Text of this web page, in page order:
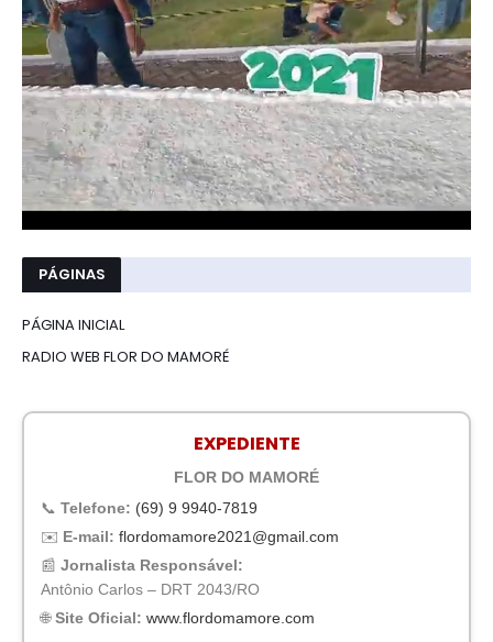
PÁGINAS
PÁGINA INICIAL
RADIO WEB FLOR DO MAMORÉ
EXPEDIENTE
FLOR DO MAMORÉ
📞 Telefone: (69) 9 9940-7819
✉️ E-mail: flordomamore2021@gmail.com
📰 Jornalista Responsável:
Antônio Carlos – DRT 2043/RO
🌐Site Oficial: www.flordomamore.com